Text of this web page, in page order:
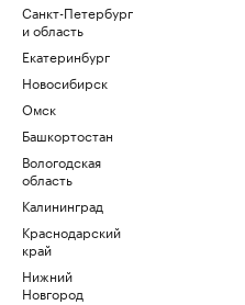
Санкт-Петербург
и область
Екатеринбург
Новосибирск
Омск
Башкортостан
Вологодская
область
Калининград
Краснодарский
край
Нижний
Новгород